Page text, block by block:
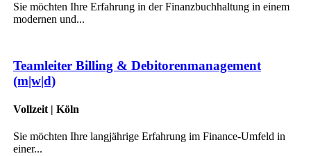
Sie möchten Ihre Erfahrung in der Finanzbuchhaltung in einem
modernen und...
Teamleiter Billing & Debitorenmanagement
(m|w|d)
Vollzeit | Köln
Sie möchten Ihre langjährige Erfahrung im Finance-Umfeld in
einer...